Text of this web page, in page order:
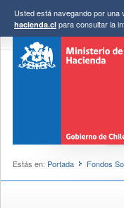
Usted está navegando por una
hacienda.cl para consultar la
Estás en: Portada Fondos